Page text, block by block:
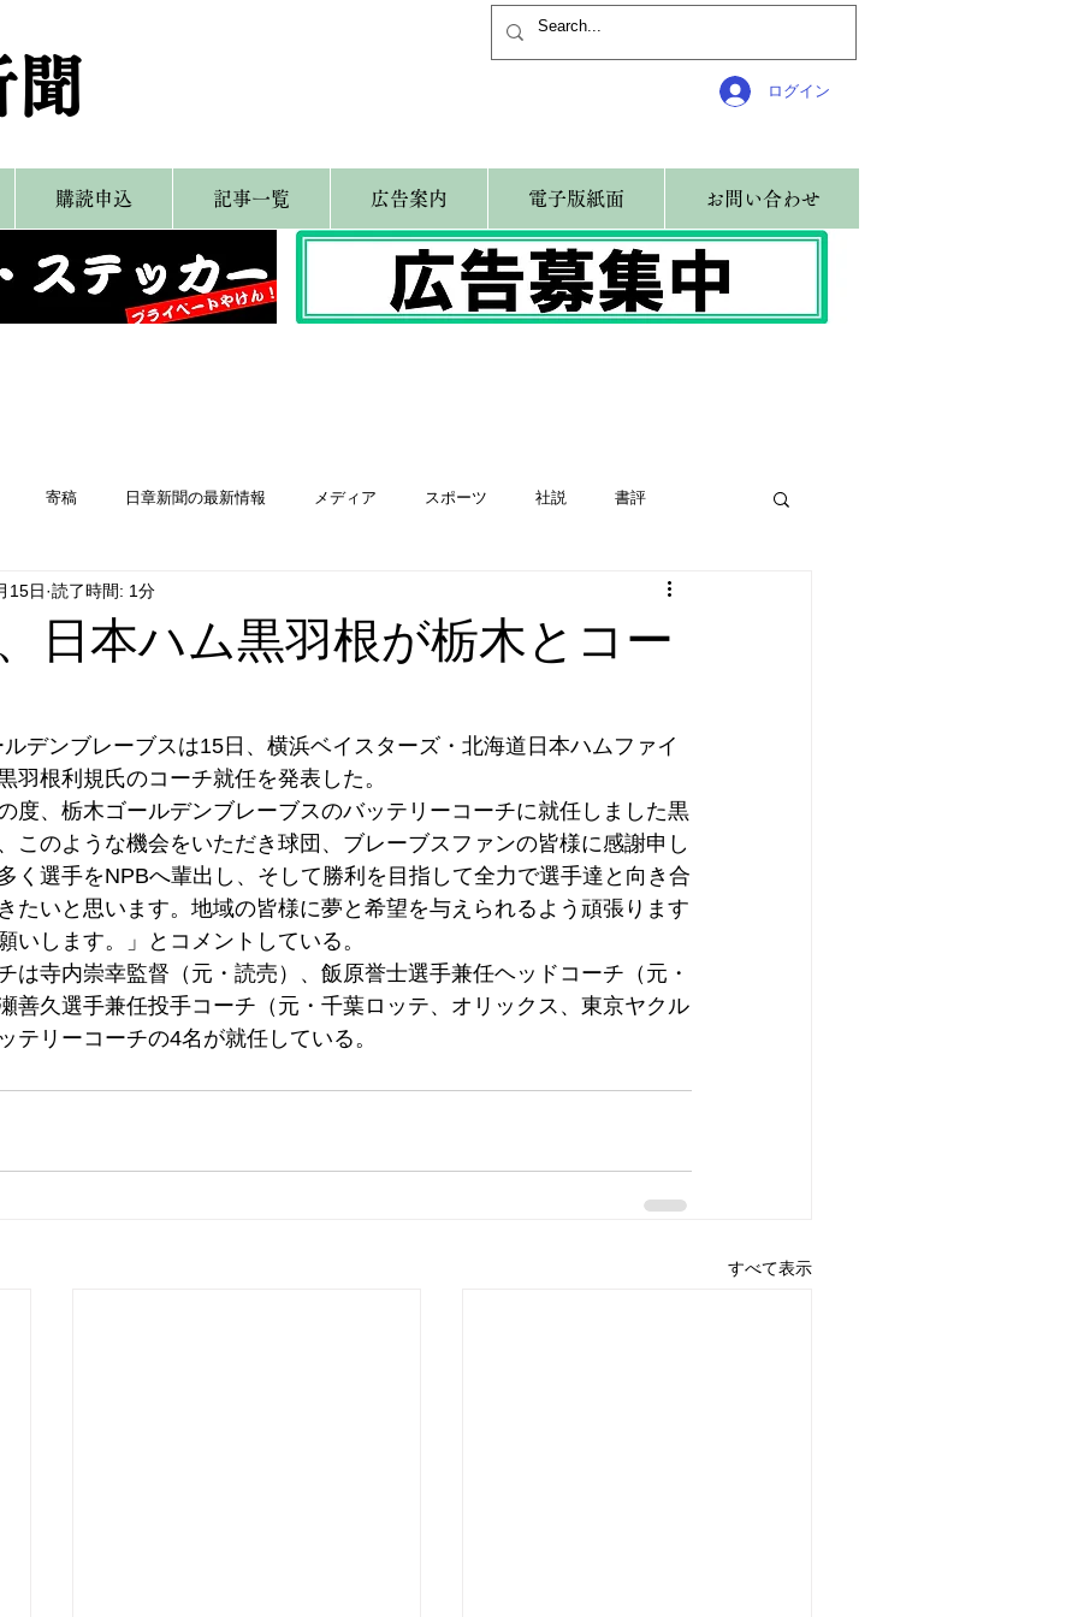
ログイン
購読申込 記事一覧 広告案内 電子版紙面 お問い合わせ
寄稿 日章新聞の最新情報 メディア スポーツ 社説 書評
はやぶさ党 自民党
日本ハム黒羽根が栃木とコー
15日 読了時間: 1分
デンブレーブスは15日、横浜ベイスターズ・北海道日本ハムファイ
羽根利規氏のコーチ就任を発表した。
度、栃木ゴールデンブレーブスのバッテリーコーチに就任しました黒
このような機会をいただき球団、ブレーブスファンの皆様に感謝申し
く選手をNPBへ輩出し、そして勝利を目指して全力で選手達と向き合
たいと思います。地域の皆様に夢と希望を与えられるよう頑張ります
いします。」とコメントしている。
は寺内崇幸監督（元・読売）、飯原誉士選手兼任ヘッドコーチ（元・
善久選手兼任投手コーチ（元・千葉ロッテ、オリックス、東京ヤクル
テリーコーチの4名が就任している。
すべて表示